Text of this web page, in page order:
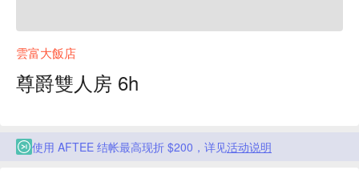
雲富大飯店
尊爵雙人房 6h
使用 AFTEE 结帐最高现折 $200，详见活动说明